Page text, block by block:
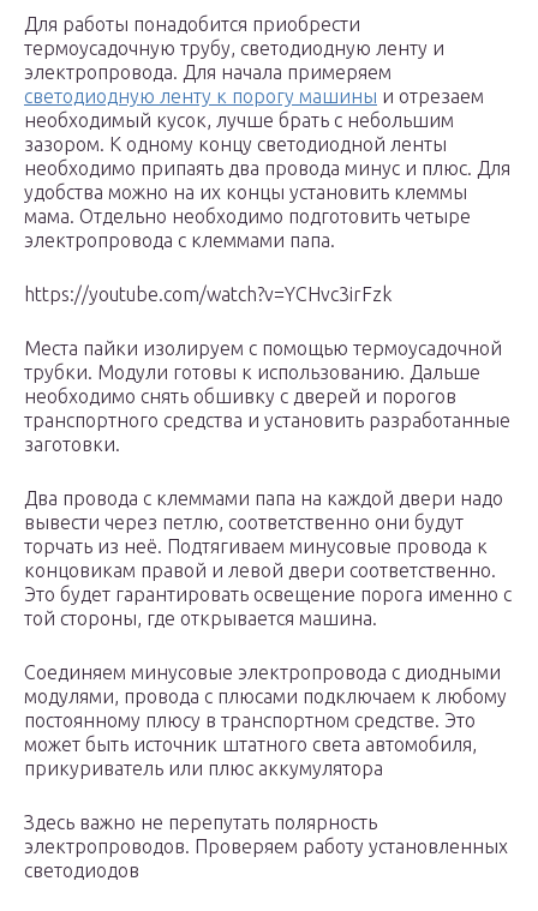
Для работы понадобится приобрести
термоусадочную трубу, светодиодную ленту и
электропровода. Для начала примеряем
светодиодную ленту к порогу машины и отрезаем
необходимый кусок, лучше брать с небольшим
зазором. К одному концу светодиодной ленты
необходимо припаять два провода минус и плюс. Для
удобства можно на их концы установить клеммы
мама. Отдельно необходимо подготовить четыре
электропровода с клеммами папа.
https://youtube.com/watch?v=YCHvc3irFzk
Места пайки изолируем с помощью термоусадочной
трубки. Модули готовы к использованию. Дальше
необходимо снять обшивку с дверей и порогов
транспортного средства и установить разработанные
заготовки.
Два провода с клеммами папа на каждой двери надо
вывести через петлю, соответственно они будут
торчать из неё. Подтягиваем минусовые провода к
концовикам правой и левой двери соответственно.
Это будет гарантировать освещение порога именно с
той стороны, где открывается машина.
Соединяем минусовые электропровода с диодными
модулями, провода с плюсами подключаем к любому
постоянному плюсу в транспортном средстве. Это
может быть источник штатного света автомобиля,
прикуриватель или плюс аккумулятора
Здесь важно не перепутать полярность
электропроводов. Проверяем работу установленных
светодиодов